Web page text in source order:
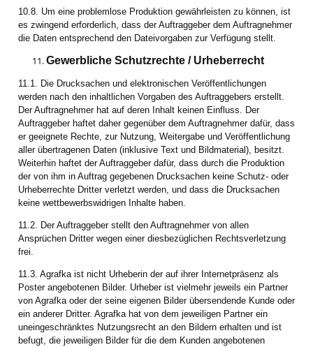
10.8. Um eine problemlose Produktion gewährleisten zu können, ist
es zwingend erforderlich, dass der Auftraggeber dem Auftragnehmer
die Daten entsprechend den Dateivorgaben zur Verfügung stellt.
Gewerbliche Schutzrechte / Urheberrecht
11.1. Die Drucksachen und elektronischen Veröffentlichungen
werden nach den inhaltlichen Vorgaben des Auftraggebers erstellt.
Der Auftragnehmer hat auf deren Inhalt keinen Einfluss. Der
Auftraggeber haftet daher gegenüber dem Auftragnehmer dafür, dass
er geeignete Rechte, zur Nutzung, Weitergabe und Veröffentlichung
aller übertragenen Daten (inklusive Text und Bildmaterial), besitzt.
Weiterhin haftet der Auftraggeber dafür, dass durch die Produktion
der von ihm in Auftrag gegebenen Drucksachen keine Schutz- oder
Urheberrechte Dritter verletzt werden, und dass die Drucksachen
keine wettbewerbswidrigen Inhalte haben.
11.2. Der Auftraggeber stellt den Auftragnehmer von allen
Ansprüchen Dritter wegen einer diesbezüglichen Rechtsverletzung
frei.
11.3. Agrafka ist nicht Urheberin der auf ihrer Internetpräsenz als
Poster angebotenen Bilder. Urheber ist vielmehr jeweils ein Partner
von Agrafka oder der seine eigenen Bilder übersendende Kunde oder
ein anderer Dritter. Agrafka hat von dem jeweiligen Partner ein
uneingeschränktes Nutzungsrecht an den Bildern erhalten und ist
befugt, die jeweiligen Bilder für die dem Kunden angebotenen